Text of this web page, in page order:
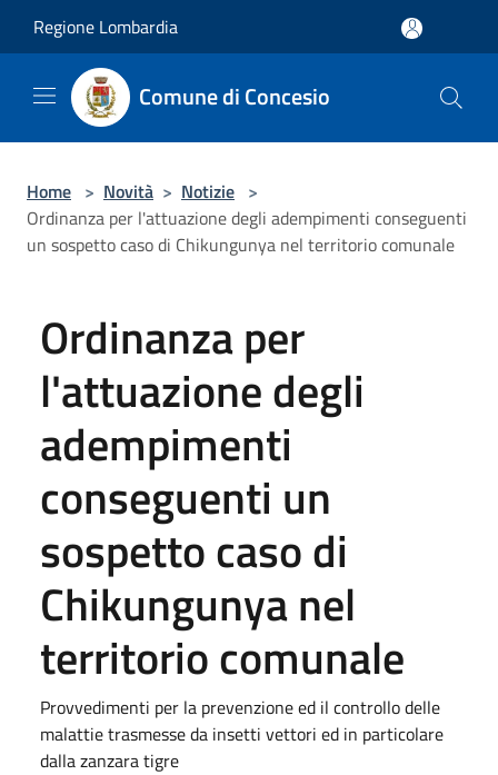
Regione Lombardia
Comune di Concesio
Home > Novità > Notizie >
Ordinanza per l'attuazione degli adempimenti conseguenti
un sospetto caso di Chikungunya nel territorio comunale
Ordinanza per
l'attuazione degli
adempimenti
conseguenti un
sospetto caso di
Chikungunya nel
territorio comunale
Provvedimenti per la prevenzione ed il controllo delle
malattie trasmesse da insetti vettori ed in particolare
dalla zanzara tigre